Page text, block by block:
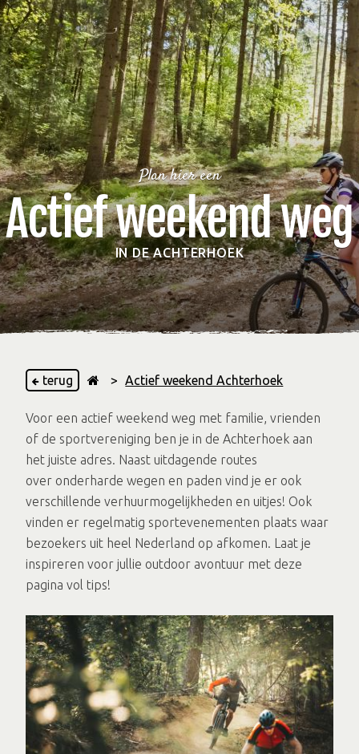
Plan hier een
Actief weekend weg
IN DE ACHTERHOEK
terug > Actief weekend Achterhoek
Voor een actief weekend weg met familie, vrienden
of de sportvereniging ben je in de Achterhoek aan
het juiste adres. Naast uitdagende routes
over onderharde wegen en paden vind je er ook
verschillende verhuurmogelijkheden en uitjes! Ook
vinden er regelmatig sportevenementen plaats waar
bezoekers uit heel Nederland op afkomen. Laat je
inspireren voor jullie outdoor avontuur met deze
pagina vol tips!